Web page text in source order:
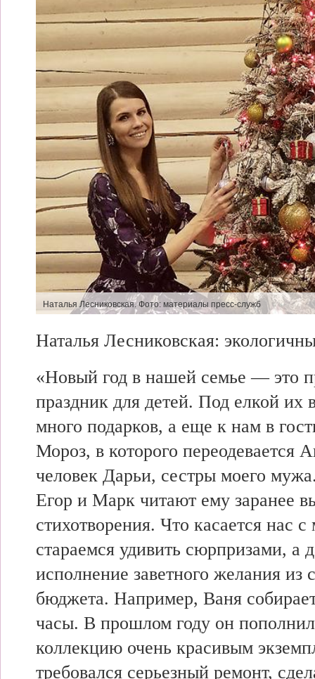
Наталья Лесниковская. Фото: материалы пресс-служб
Наталья Лесниковская:
«Новый год в нашей семье — это
праздник для детей. Под елкой их
много подарков, а еще к нам в
Мороз, в которого переодевается
человек Дарьи, сестры моего
Егор и Марк читают ему заранее
стихотворения. Что касается нас
стараемся удивить сюрпризами, а
исполнение заветного желания из
бюджета. Например, Ваня
часы. В прошлом году он
коллекцию очень красивым
требовался серьезный ремонт,